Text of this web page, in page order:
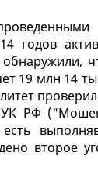
годов
обнаружили,
19 млн 14
УК РФ
второе